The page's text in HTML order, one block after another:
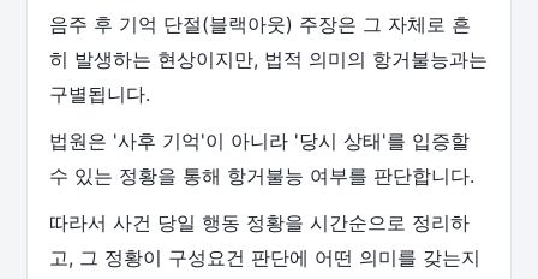
음주 후 기억 단절(블랙아웃) 주장은 그 자체로 흔
히 발생하는 현상이지만, 법적 의미의 항거불능과는
구별됩니다.
법원은 '사후 기억'이 아니라 '당시 상태'를 입증할
수 있는 정황을 통해 항거불능 여부를 판단합니다.
따라서 사건 당일 행동 정황을 시간순으로 정리하
고, 그 정황이 구성요건 판단에 어떤 의미를 갖는지